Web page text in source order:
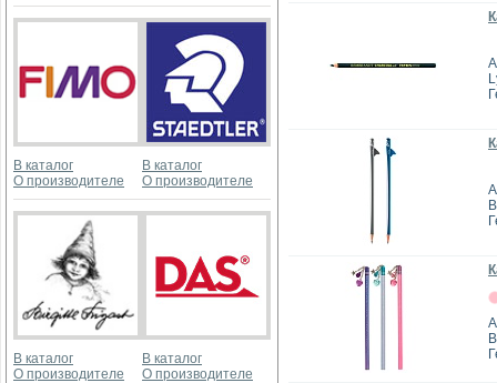
В каталог
О производителе
В каталог
О производителе
В каталог
О производителе
В каталог
О производителе